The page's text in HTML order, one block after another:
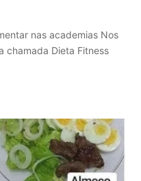
nas academias Nos
chamada Dieta Fitness